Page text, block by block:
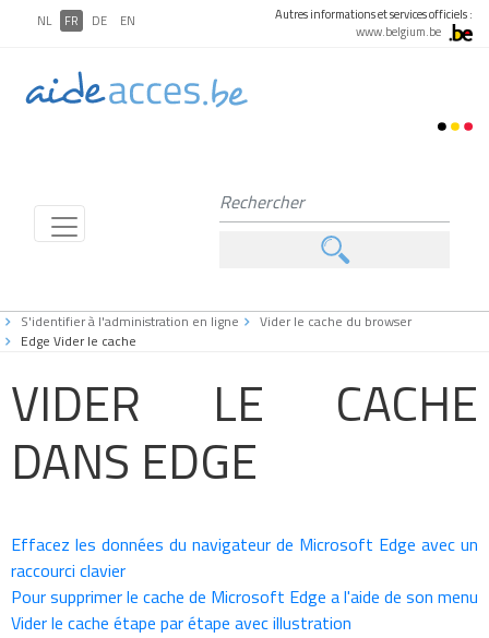
NL FR DE EN
Autres informations et services officiels :
www.belgium.be
S'identifier à l'administration en ligne
Vider le cache du browser
Edge Vider le cache
VIDER LE CACHE
DANS EDGE
Effacez les données du navigateur de Microsoft Edge avec un
raccourci clavier
Pour supprimer le cache de Microsoft Edge a l'aide de son menu
Vider le cache étape par étape avec illustration